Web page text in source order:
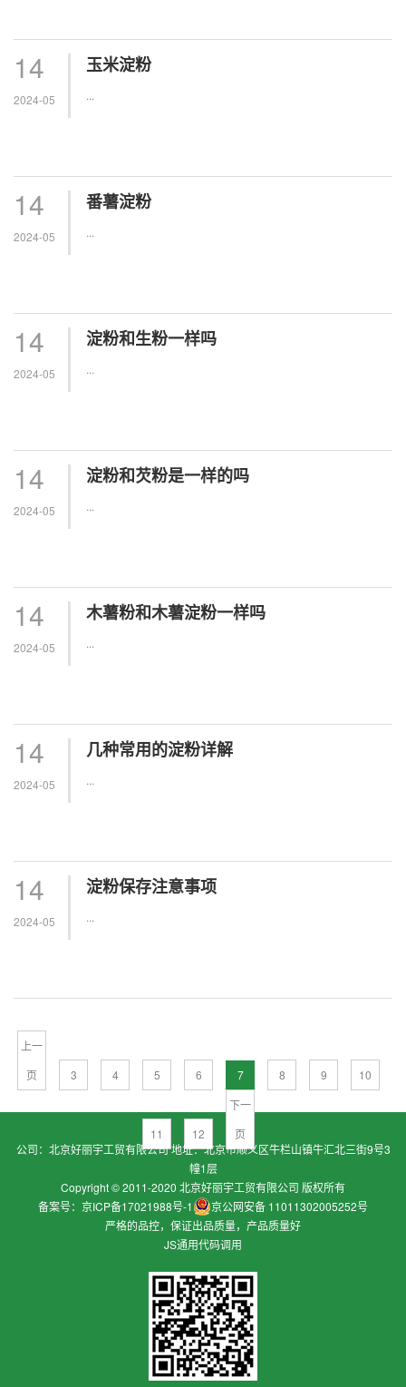
14
2024-05
玉米淀粉
...
14
2024-05
番薯淀粉
...
14
2024-05
淀粉和生粉一样吗
...
14
2024-05
淀粉和芡粉是一样的吗
...
14
2024-05
木薯粉和木薯淀粉一样吗
...
14
2024-05
几种常用的淀粉详解
...
14
2024-05
淀粉保存注意事项
...
上一
页
3 4 5 6 7 8 9 10
11 12
下一
页
公司：北京好丽宇工贸有限公司 地址：北京市顺义区牛栏山镇牛汇北三街9号3
幢1层
Copyright © 2011-2020 北京好丽宇工贸有限公司 版权所有
备案号：京ICP备17021988号-1
京公网安备 11011302005252号
严格的品控，保证出品质量，产品质量好
JS通用代码调用